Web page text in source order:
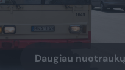
Daugiau